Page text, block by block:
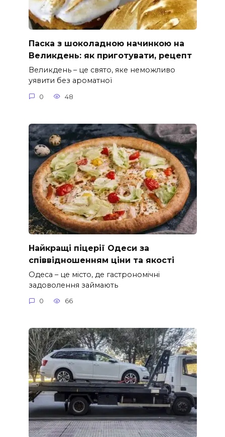
Паска з шоколадною начинкою на
Великдень: як приготувати, рецепт
Великдень – це свято, яке неможливо
уявити без ароматної
0 48
Найкращі піцерії Одеси за
співвідношенням ціни та якості
Одеса – це місто, де гастрономічні
задоволення займають
0 66